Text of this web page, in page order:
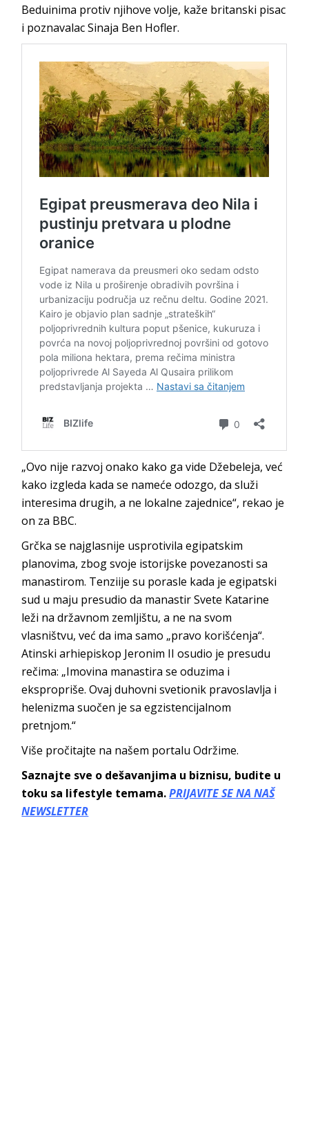
Beduinima protiv njihove volje, kaže britanski pisac
i poznavalac Sinaja Ben Hofler.
„Ovo nije razvoj onako kako ga vide Džebeleja, već
kako izgleda kada se nameće odozgo, da služi
interesima drugih, a ne lokalne zajednice“, rekao je
on za BBC.
Grčka se najglasnije usprotivila egipatskim
planovima, zbog svoje istorijske povezanosti sa
manastirom. Tenziije su porasle kada je egipatski
sud u maju presudio da manastir Svete Katarine
leži na državnom zemljištu, a ne na svom
vlasništvu, već da ima samo „pravo korišćenja“.
Atinski arhiepiskop Jeronim II osudio je presudu
rečima: „Imovina manastira se oduzima i
ekspropriše. Ovaj duhovni svetionik pravoslavlja i
helenizma suočen je sa egzistencijalnom
pretnjom.“
Više pročitajte na našem portalu Održime.
Saznajte sve o dešavanjima u biznisu, budite u
toku sa lifestyle temama.PRIJAVITE SE NA NAŠ
NEWSLETTER